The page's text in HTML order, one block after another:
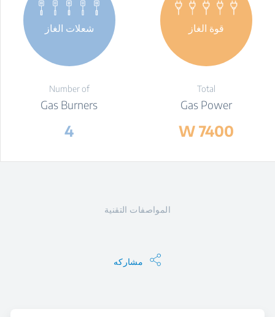
قوة الغاز
Total
Gas Power
7400 W
شعلات الغاز
Number of
Gas Burners
4
المواصفات التقنية
مشاركه